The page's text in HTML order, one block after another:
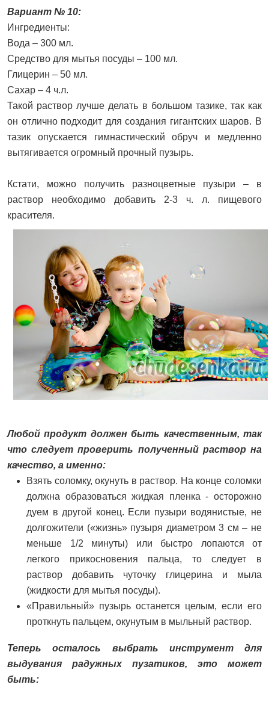
Вариант № 10:
Ингредиенты:
Вода – 300 мл.
Средство для мытья посуды – 100 мл.
Глицерин – 50 мл.
Сахар – 4 ч.л.
Такой раствор лучше делать в большом тазике, так как
он отлично подходит для создания гигантских шаров. В
тазик опускается гимнастический обруч и медленно
вытягивается огромный прочный пузырь.
Кстати, можно получить разноцветные пузыри – в
раствор необходимо добавить 2-3 ч. л. пищевого
красителя.
Любой продукт должен быть качественным, так
что следует проверить полученный раствор на
качество, а именно:
Взять соломку, окунуть в раствор. На конце соломки
должна образоваться жидкая пленка - осторожно
дуем в другой конец. Если пузыри водянистые, не
долгожители («жизнь» пузыря диаметром 3 см – не
меньше 1/2 минуты) или быстро лопаются от
легкого прикосновения пальца, то следует в
раствор добавить чуточку глицерина и мыла
(жидкости для мытья посуды).
«Правильный» пузырь останется целым, если его
проткнуть пальцем, окунутым в мыльный раствор.
Теперь осталось выбрать инструмент для
выдувания радужных пузатиков, это может
быть: